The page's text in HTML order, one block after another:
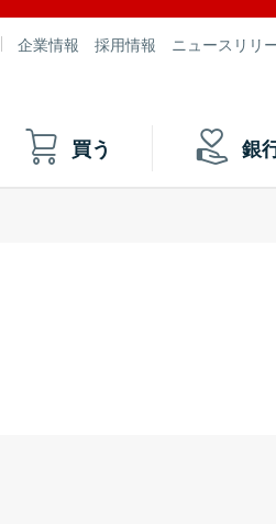
企業情報 採用情報 ニュースリリ
買う 銀